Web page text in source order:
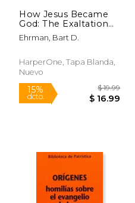
How Jesus Became
God: The Exaltation
of a Jewish Preacher
From Galilee (en
Ehrman, Bart D.
HarperOne, Tapa Blanda,
Nuevo